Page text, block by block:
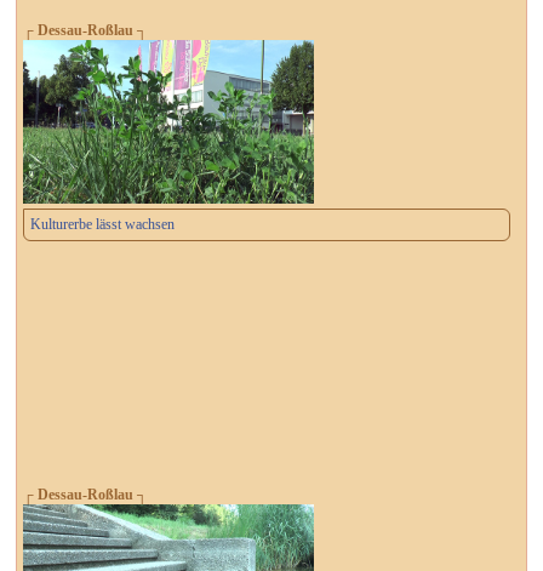
┌ Dessau-Roßlau ┐
Kulturerbe lässt wachsen
┌ Dessau-Roßlau ┐